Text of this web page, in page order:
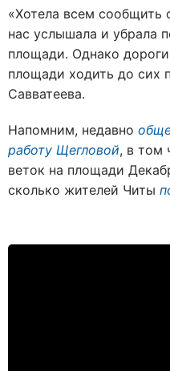
«Хотела всем сообщить
нас услышала и убрала
площади. Однако
площади ходить до сих
Савватеева.
Напомним, недавно
работу Щегловой, в том
веток на площади
сколько жителей Читы